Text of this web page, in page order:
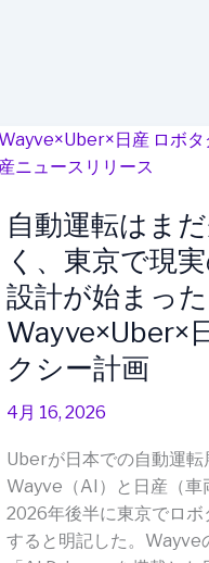
自動運転はま
く、東京で現
設計が始まった
Wayve×Uber×
クシー計画
4月 16, 2026
Uberが日本での自動運転
Wayve（AI）と日産（車
2026年後半に東京でロ
すると明記した。Wayve
自
動
転
は
ま
だ
先”で
は
な
く、
京
で
現
実